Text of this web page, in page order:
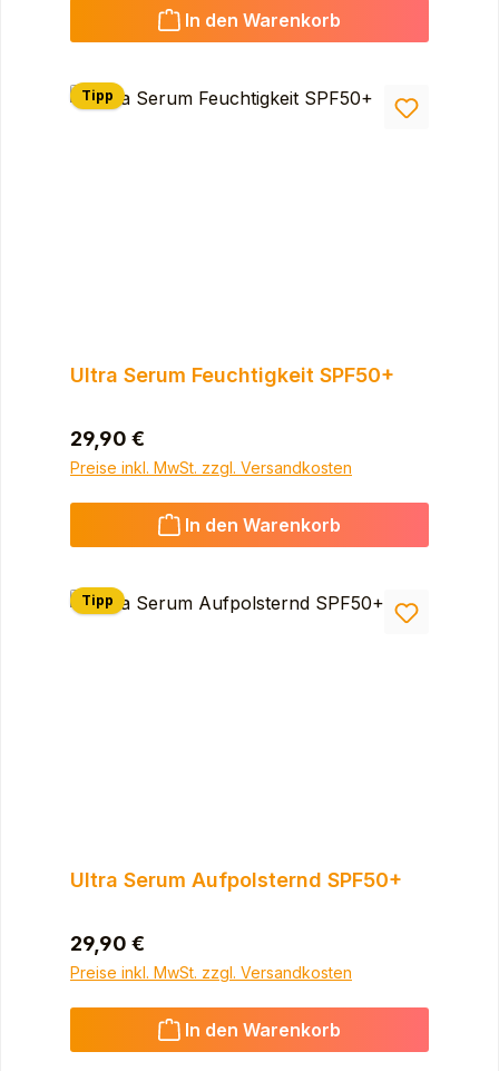
In den Warenkorb
Tipp
Ultra Serum Feuchtigkeit SPF50+
Regulärer Preis:
29,90 €
Preise inkl. MwSt. zzgl. Versandkosten
In den Warenkorb
Tipp
Ultra Serum Aufpolsternd SPF50+
Regulärer Preis:
29,90 €
Preise inkl. MwSt. zzgl. Versandkosten
In den Warenkorb